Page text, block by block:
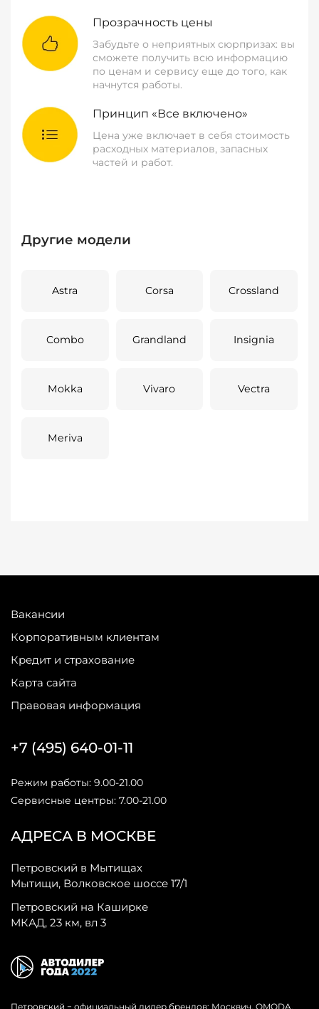
Прозрачность цены
Забудьте о неприятных сюрпризах: вы
сможете получить всю информацию
по ценам и сервису еще до того, как
начнутся работы.
Принцип «Все включено»
Цена уже включает в себя стоимость
расходных материалов, запасных
частей и работ.
Другие модели
Astra Corsa Crossland
Combo Grandland Insignia
Mokka Vivaro Vectra
Meriva
Вакансии
Корпоративным клиентам
Кредит и страхование
Карта сайта
Правовая информация
АДРЕСА В МОСКВЕ
Петровский в Мытищах
Мытищи, Волковское шоссе 17/1
Петровский на Каширке
МКАД, 23 км, вл 3
+7 (495) 640-01-11
Режим работы: 9.00-21.00
Сервисные центры: 7.00-21.00
Петровский − официальный дилер брендов: Москвич, OMODA,